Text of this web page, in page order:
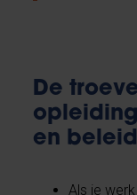
De
en
Als je